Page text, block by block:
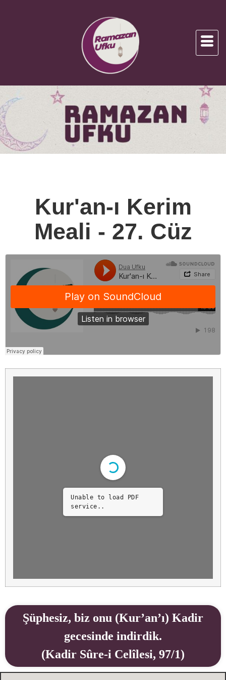
Kur'an-ı Kerim
Meali - 27. Cüz
Unable to load PDF
service..
Şüphesiz, biz onu (Kur’an’ı) Kadir
gecesinde indirdik.
(Kadir Sûre-i Celîlesi, 97/1)